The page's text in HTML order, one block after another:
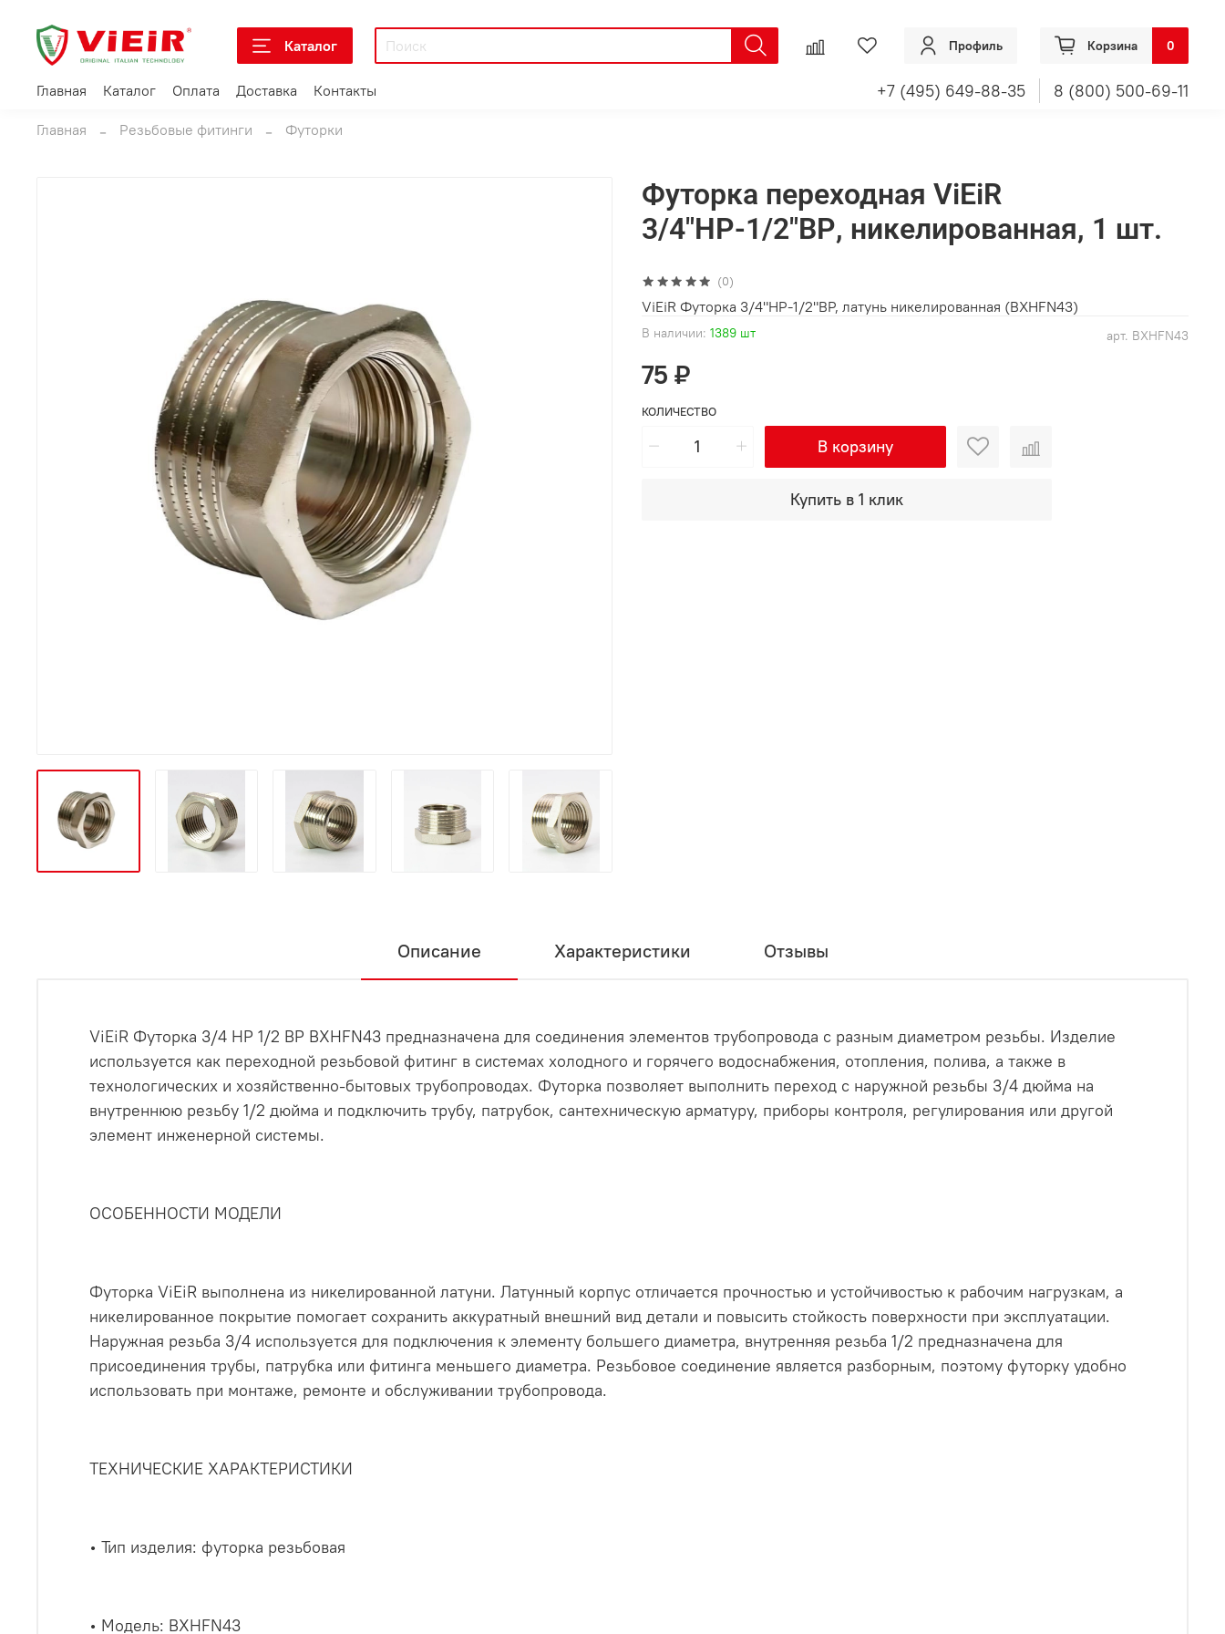
Каталог Профиль Корзина 0
Главная Каталог Оплата Доставка Контакты +7 (495) 649-88-35 8 (800) 500-69-11
Главная Резьбовые фитинги Футорки
(0)
арт. BXHFN43
В наличии: 1389 шт
Футорка переходная ViEiR
3/4"НР-1/2"ВР, никелированная, 1 шт.
75 ₽
КОЛИЧЕСТВО
В корзину
Купить в 1 клик
ViEiR Футорка 3/4"НР-1/2"ВР, латунь никелированная (BXHFN43)
Описание Характеристики Отзывы
ViEiR Футорка 3/4 НР 1/2 ВР BXHFN43 предназначена для соединения элементов трубопровода с разным диаметром резьбы. Изделие
используется как переходной резьбовой фитинг в системах холодного и горячего водоснабжения, отопления, полива, а также в
технологических и хозяйственно-бытовых трубопроводах. Футорка позволяет выполнить переход с наружной резьбы 3/4 дюйма на
внутреннюю резьбу 1/2 дюйма и подключить трубу, патрубок, сантехническую арматуру, приборы контроля, регулирования или другой
элемент инженерной системы.
ОСОБЕННОСТИ МОДЕЛИ
Футорка ViEiR выполнена из никелированной латуни. Латунный корпус отличается прочностью и устойчивостью к рабочим нагрузкам, а
никелированное покрытие помогает сохранить аккуратный внешний вид детали и повысить стойкость поверхности при эксплуатации.
Наружная резьба 3/4 используется для подключения к элементу большего диаметра, внутренняя резьба 1/2 предназначена для
присоединения трубы, патрубка или фитинга меньшего диаметра. Резьбовое соединение является разборным, поэтому футорку удобно
использовать при монтаже, ремонте и обслуживании трубопровода.
ТЕХНИЧЕСКИЕ ХАРАКТЕРИСТИКИ
• Тип изделия: футорка резьбовая
• Модель: BXHFN43